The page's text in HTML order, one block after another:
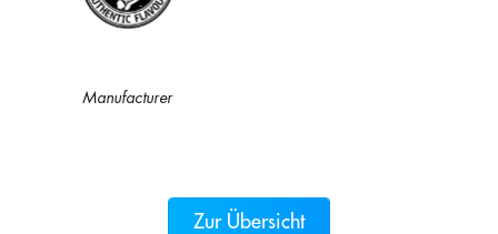
Manufacturer
Zur Übersicht